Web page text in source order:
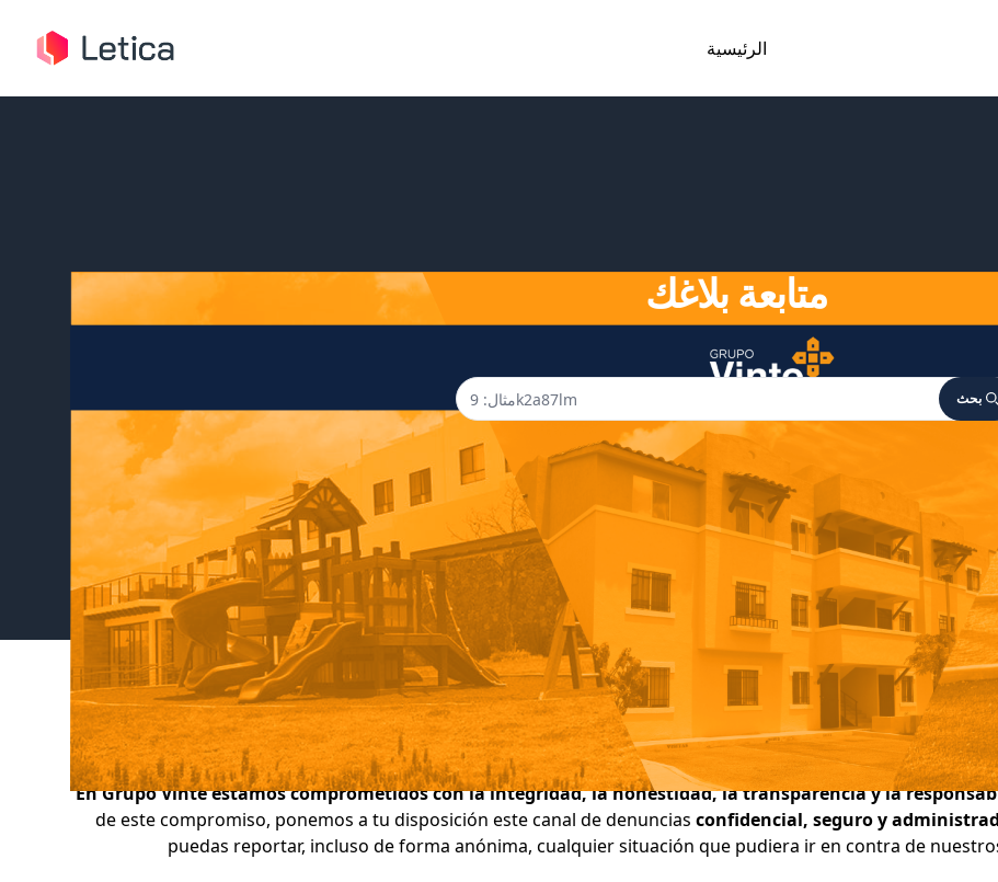
الرئيسية
متابعة بلاغك
بحث
En Grupo Vinte estamos comprometidos con la integridad, la honestidad, la transparencia y la
de este compromiso, ponemos a tu disposición este canal de denuncias confidencial, seguro y
puedas reportar, incluso de forma anónima, cualquier situación que pudiera ir en contra de